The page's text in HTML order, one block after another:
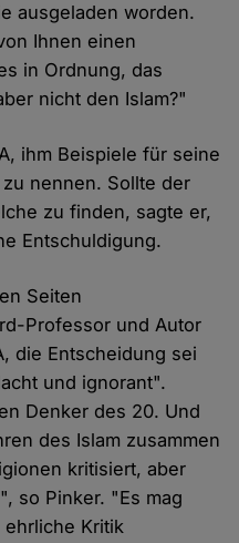
ausgeladen worden.
Ihnen einen
in Ordnung, das
nicht den Islam?"
ihm Beispiele für seine
nennen. Sollte der
zu finden, sagte er,
Entschuldigung.
Seiten
Professor und Autor
die Entscheidung sei
und ignorant".
Denker des 20. Und
des Islam zusammen
kritisiert, aber
so Pinker. "Es mag
Kritik